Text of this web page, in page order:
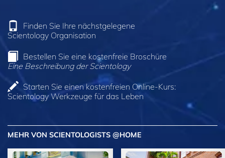
Finden Sie Ihre nächstgelegene
Scientology Organisation
Bestellen Sie eine kostenfreie Broschüre
Eine Beschreibung der Scientology
Starten Sie einen kostenfreien Online-Kurs:
Scientology Werkzeuge für das Leben
MEHR VON SCIENTOLOGISTS @HOME